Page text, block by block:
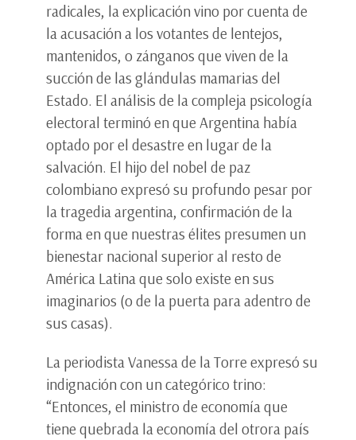
radicales, la explicación vino por cuenta de
la acusación a los votantes de lentejos,
mantenidos, o zánganos que viven de la
succión de las glándulas mamarias del
Estado. El análisis de la compleja psicología
electoral terminó en que Argentina había
optado por el desastre en lugar de la
salvación. El hijo del nobel de paz
colombiano expresó su profundo pesar por
la tragedia argentina, confirmación de la
forma en que nuestras élites presumen un
bienestar nacional superior al resto de
América Latina que solo existe en sus
imaginarios (o de la puerta para adentro de
sus casas).
La periodista Vanessa de la Torre expresó su
indignación con un categórico trino:
“Entonces, el ministro de economía que
tiene quebrada la economía del otrora país